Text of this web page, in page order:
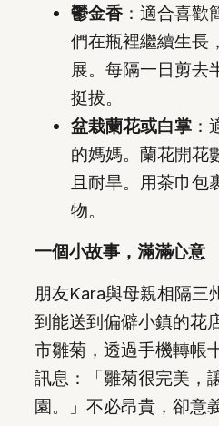
鬱金香：適合喜歡
們在瓶裡繼續生長
展。每隔一日剪去
挺拔。
盆栽蘭花或白掌 ：
的媽媽。蘭花開花
且耐旱。用茶巾包
物。
一個小故事，滿滿心意
朋友Kara與母親相隔三
到能送到偏僻小鎮的花
市雛菊，透過手機轉帳
訊息：「雛菊很完美，
園。」不必昂貴，卻意